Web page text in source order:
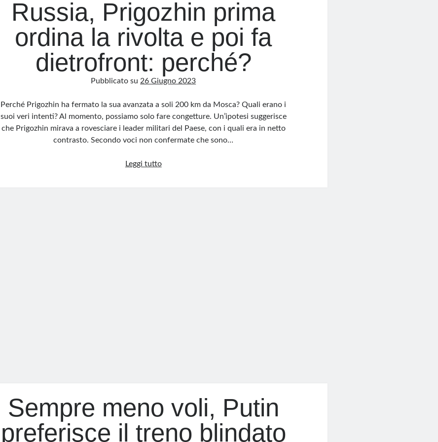
Russia, Prigozhin prima
ordina la rivolta e poi fa
dietrofront: perché?
Pubblicato su 26 Giugno 2023
Perché Prigozhin ha fermato la sua avanzata a soli 200 km da Mosca? Quali erano i
suoi veri intenti? Al momento, possiamo solo fare congetture. Un’ipotesi suggerisce
che Prigozhin mirava a rovesciare i leader militari del Paese, con i quali era in netto
contrasto. Secondo voci non confermate che sono…
Leggi tuttoRussia,
Sempre meno voli, Putin
preferisce il treno blindato